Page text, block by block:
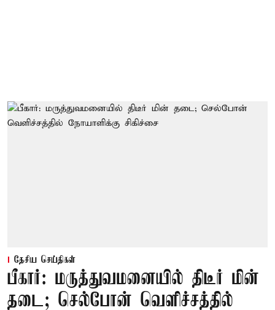
தேசிய செய்திகள்
பீகார்: மருத்துவமனையில் திடீர் மின்
தடை; செல்போன் வெளிச்சத்தில்